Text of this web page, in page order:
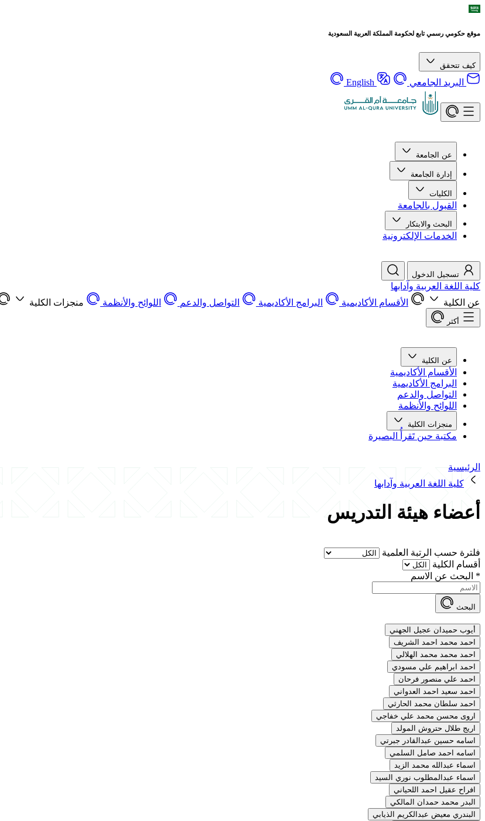
موقع حكومي رسمي تابع لحكومة المملكة العربية السعودية
كيف تتحقق
البريد الجامعي English
عن الجامعة
إدارة الجامعة
الكليات
القبول بالجامعة
البحث والابتكار
الخدمات الإلكترونية
تسجيل الدخول
كلية اللغة العربية وآدابها
عن الكلية
الأقسام الأكاديمية البرامج الأكاديمية التواصل والدعم اللوائح والأنظمة منجزات الكلية
أكثر
عن الكلية
الأقسام الأكاديمية
البرامج الأكاديمية
التواصل والدعم
اللوائح والأنظمة
منجزات الكلية
مكتبة حين تَقرأُ البصيرة
الرئيسية
كلية اللغة العربية وآدابها
أعضاء هيئة التدريس
فلترة حسب الرتبة العلمية
أقسام الكلية
* البحث عن الاسم
البحث
أيوب حميدان عجيل الجهني
احمد محمد احمد الشريف
احمد محمد محمد الهلالي
احمد ابراهيم علي مسودي
احمد علي منصور فرحان
احمد سعيد احمد العدواني
احمد سلطان محمد الحارثي
اروى محسن محمد علي خفاجي
اريج طلال حتروش المولد
اسامه حسين عبدالقادر جبرتي
اسامه احمد صامل السلمي
اسماء عبدالله محمد الزيد
اسماء عبدالمطلوب نوري السيد
افراح عقيل احمد اللحياني
البدر محمد حمدان المالكي
البندري معيض عبدالكريم الذيابي